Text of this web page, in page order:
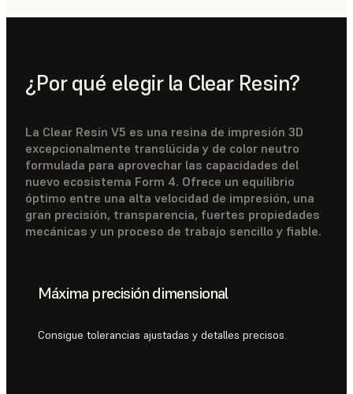
¿Por qué elegir la Clear Resin?
La Clear Resin V5 es una resina de impresión 3D
excepcionalmente translúcida y de color neutro
formulada para aprovechar las capacidades del
nuevo ecosistema Form 4. Ofrece un equilibrio
óptimo entre una alta velocidad de impresión, una
gran precisión, transparencia, fuertes propiedades
mecánicas y un proceso de trabajo sencillo y fiable.
Máxima precisión dimensional
Consigue tolerancias ajustadas y detalles precisos.